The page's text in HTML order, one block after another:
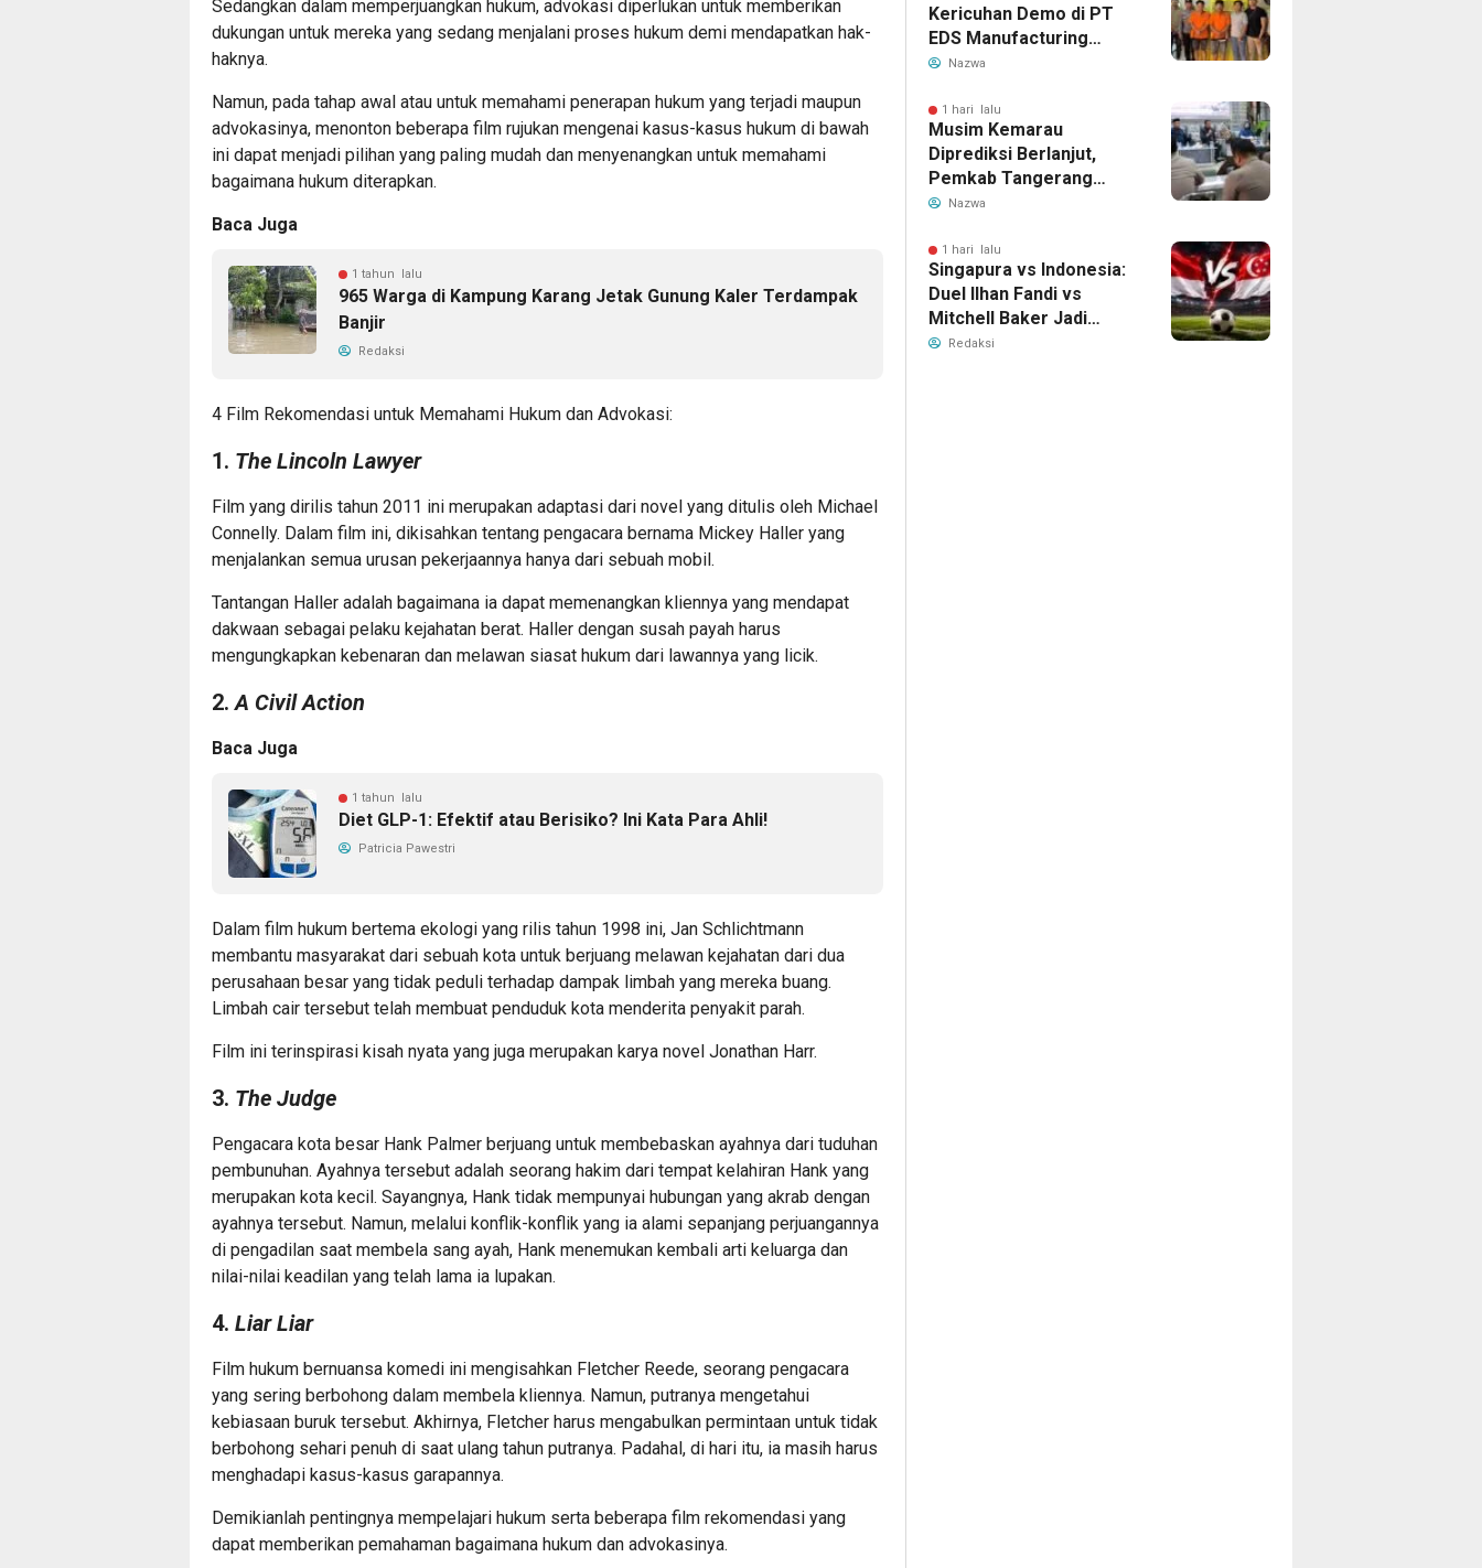
Sedangkan dalam memperjuangkan hukum, advokasi diperlukan untuk memberikan
dukungan untuk mereka yang sedang menjalani proses hukum demi mendapatkan hak-
haknya.
Namun, pada tahap awal atau untuk memahami penerapan hukum yang terjadi maupun
advokasinya, menonton beberapa film rujukan mengenai kasus-kasus hukum di bawah
ini dapat menjadi pilihan yang paling mudah dan menyenangkan untuk memahami
bagaimana hukum diterapkan.
Baca Juga
1 tahun lalu
965 Warga di Kampung Karang Jetak Gunung Kaler Terdampak
Banjir
Redaksi
4 Film Rekomendasi untuk Memahami Hukum dan Advokasi:
1. The Lincoln Lawyer
Film yang dirilis tahun 2011 ini merupakan adaptasi dari novel yang ditulis oleh Michael
Connelly. Dalam film ini, dikisahkan tentang pengacara bernama Mickey Haller yang
menjalankan semua urusan pekerjaannya hanya dari sebuah mobil.
Tantangan Haller adalah bagaimana ia dapat memenangkan kliennya yang mendapat
dakwaan sebagai pelaku kejahatan berat. Haller dengan susah payah harus
mengungkapkan kebenaran dan melawan siasat hukum dari lawannya yang licik.
2.A Civil Action
Baca Juga
1 tahun lalu
Diet GLP-1: Efektif atau Berisiko? Ini Kata Para Ahli!
Patricia Pawestri
Dalam film hukum bertema ekologi yang rilis tahun 1998 ini, Jan Schlichtmann
membantu masyarakat dari sebuah kota untuk berjuang melawan kejahatan dari dua
perusahaan besar yang tidak peduli terhadap dampak limbah yang mereka buang.
Limbah cair tersebut telah membuat penduduk kota menderita penyakit parah.
Film ini terinspirasi kisah nyata yang juga merupakan karya novel Jonathan Harr.
3. The Judge
Pengacara kota besar Hank Palmer berjuang untuk membebaskan ayahnya dari tuduhan
pembunuhan. Ayahnya tersebut adalah seorang hakim dari tempat kelahiran Hank yang
merupakan kota kecil. Sayangnya, Hank tidak mempunyai hubungan yang akrab dengan
ayahnya tersebut. Namun, melalui konflik-konflik yang ia alami sepanjang perjuangannya
di pengadilan saat membela sang ayah, Hank menemukan kembali arti keluarga dan
nilai-nilai keadilan yang telah lama ia lupakan.
4. Liar Liar
Film hukum bernuansa komedi ini mengisahkan Fletcher Reede, seorang pengacara
yang sering berbohong dalam membela kliennya. Namun, putranya mengetahui
kebiasaan buruk tersebut. Akhirnya, Fletcher harus mengabulkan permintaan untuk tidak
berbohong sehari penuh di saat ulang tahun putranya. Padahal, di hari itu, ia masih harus
menghadapi kasus-kasus garapannya.
Demikianlah pentingnya mempelajari hukum serta beberapa film rekomendasi yang
dapat memberikan pemahaman bagaimana hukum dan advokasinya.
Kericuhan Demo di PT
EDS Manufacturing
Indonesia Ditahan, Polda
Perebutan Pengelolaan
Limbah
Nazwa
1 hari lalu
Musim Kemarau
Diprediksi Berlanjut,
Pemkab Tangerang
Siapkan Langkah
Bersih
Nazwa
1 hari lalu
Singapura vs Indonesia:
Duel Ilhan Fandi vs
Mitchell Baker Jadi
Sorotan di Piala AFF
Redaksi